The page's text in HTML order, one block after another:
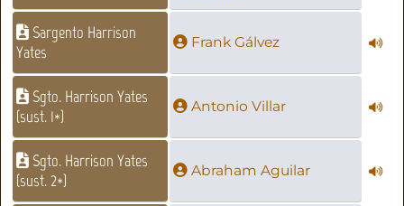
Sargento Harrison
Yates
Frank Gálvez
Sgto. Harrison Yates
(sust. 1*)
Antonio Villar
Sgto. Harrison Yates
(sust. 2*)
Abraham Aguilar